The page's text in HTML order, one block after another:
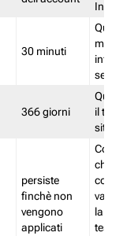
30 minuti
366 giorni
il
sito
persiste
finchè non
vengono
applicati
che
la
test.